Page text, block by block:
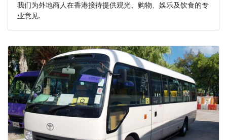
我们为外地商人在香港接待提供观光、购物、娛乐及饮食的专
业意见.